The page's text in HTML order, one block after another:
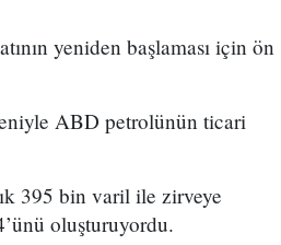
yeniden başlaması için ön
ABD petrolünün ticari
395 bin varil ile zirveye
oluşturuyordu.